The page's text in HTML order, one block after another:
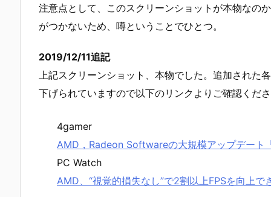
注意点として、このスクリーンショットが本物なの
がつかないため、噂ということでひとつ。
2019/12/11追記
上記スクリーンショット、本物でした。追加され
下げられていますので以下のリンクよりご確認くだ
4gamer
AMD，Radeon Softwareの大規模アップデー
PC Watch
AMD、“視覚的損失なし”で2割以上FPSを向上